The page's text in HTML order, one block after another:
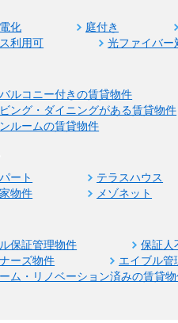
化 庭付き
利用可
光ファイバー
ルコニー付きの賃貸物件
ング・ダイニングがある賃貸物件
ルームの賃貸物件
ート テラスハウス
物件
メゾネット
保証管理物件 保証人
ーズ物件
エイブル管
ム・リノベーション済みの賃貸